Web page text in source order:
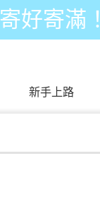
好寄滿！
新手上路